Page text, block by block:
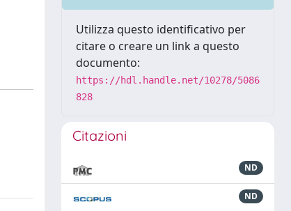
Utilizza questo identificativo per
citare o creare un link a questo
documento:
https://hdl.handle.net/10278/5086
828
Citazioni
ND
ND